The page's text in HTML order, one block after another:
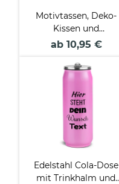
Motivtassen, Deko-
Kissen und
Geschenke-Sets für
ab 10,95 €
Edelstahl Cola-Dose
mit Trinkhalm und